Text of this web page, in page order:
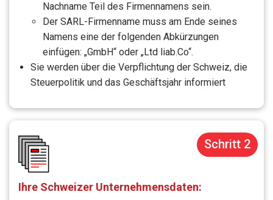
Nachname Teil des Firmennamens sein.
Der SARL-Firmenname muss am Ende seines
Namens eine der folgenden Abkürzungen
einfügen: „GmbH“ oder „Ltd liab.Co“.
Sie werden über die Verpflichtung der Schweiz, die
Steuerpolitik und das Geschäftsjahr informiert
Schritt 2
Ihre Schweizer Unternehmensdaten: